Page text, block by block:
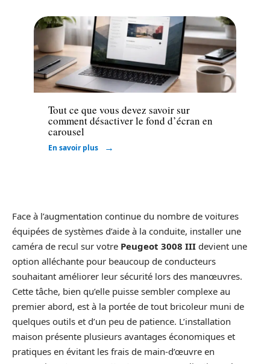
High-Tech
Tout ce que vous devez savoir sur
comment désactiver le fond d’écran en
carousel
En savoir plus
Face à l’augmentation continue du nombre de voitures
équipées de systèmes d’aide à la conduite, installer une
caméra de recul sur votre Peugeot 3008 III devient une
option alléchante pour beaucoup de conducteurs
souhaitant améliorer leur sécurité lors des manœuvres.
Cette tâche, bien qu’elle puisse sembler complexe au
premier abord, est à la portée de tout bricoleur muni de
quelques outils et d’un peu de patience. L’installation
maison présente plusieurs avantages économiques et
pratiques en évitant les frais de main-d’œuvre en